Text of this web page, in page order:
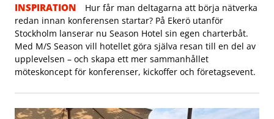
INSPIRATION
Hur får man deltagarna att börja nätverka
redan innan konferensen startar? På Ekerö utanför
Stockholm lanserar nu Season Hotel sin egen charterbåt.
Med M/S Season vill hotellet göra själva resan till en del av
upplevelsen – och skapa ett mer sammanhållet
möteskoncept för konferenser, kickoffer och företagsevent.